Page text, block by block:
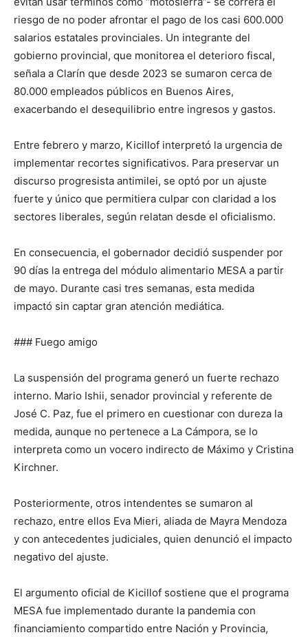
riesgo de no poder afrontar el pago de los casi 600.000
salarios estatales provinciales. Un integrante del
gobierno provincial, que monitorea el deterioro fiscal,
señala a Clarín que desde 2023 se sumaron cerca de
80.000 empleados públicos en Buenos Aires,
exacerbando el desequilibrio entre ingresos y gastos.
Entre febrero y marzo, Kicillof interpretó la urgencia de
implementar recortes significativos. Para preservar un
discurso progresista antimilei, se optó por un ajuste
fuerte y único que permitiera culpar con claridad a los
sectores liberales, según relatan desde el oficialismo.
En consecuencia, el gobernador decidió suspender por
90 días la entrega del módulo alimentario MESA a partir
de mayo. Durante casi tres semanas, esta medida
impactó sin captar gran atención mediática.
### Fuego amigo
La suspensión del programa generó un fuerte rechazo
interno. Mario Ishii, senador provincial y referente de
José C. Paz, fue el primero en cuestionar con dureza la
medida, aunque no pertenece a La Cámpora, se lo
interpreta como un vocero indirecto de Máximo y Cristina
Kirchner.
Posteriormente, otros intendentes se sumaron al
rechazo, entre ellos Eva Mieri, aliada de Mayra Mendoza
y con antecedentes judiciales, quien denunció el impacto
negativo del ajuste.
El argumento oficial de Kicillof sostiene que el programa
MESA fue implementado durante la pandemia con
financiamiento compartido entre Nación y Provincia,